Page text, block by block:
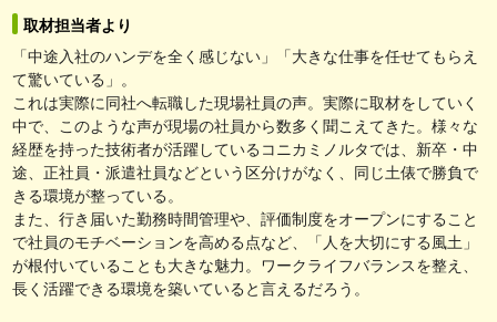
取材担当者より
「中途入社のハンデを全く感じない」「大きな仕事を任せてもらえ
て驚いている」。
これは実際に同社へ転職した現場社員の声。実際に取材をしていく
中で、このような声が現場の社員から数多く聞こえてきた。様々な
経歴を持った技術者が活躍しているコニカミノルタでは、新卒・中
途、正社員・派遣社員などという区分けがなく、同じ土俵で勝負で
きる環境が整っている。
また、行き届いた勤務時間管理や、評価制度をオープンにすること
で社員のモチベーションを高める点など、「人を大切にする風土」
が根付いていることも大きな魅力。ワークライフバランスを整え、
長く活躍できる環境を築いていると言えるだろう。